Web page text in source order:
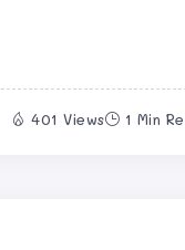
401 Views 1 Min